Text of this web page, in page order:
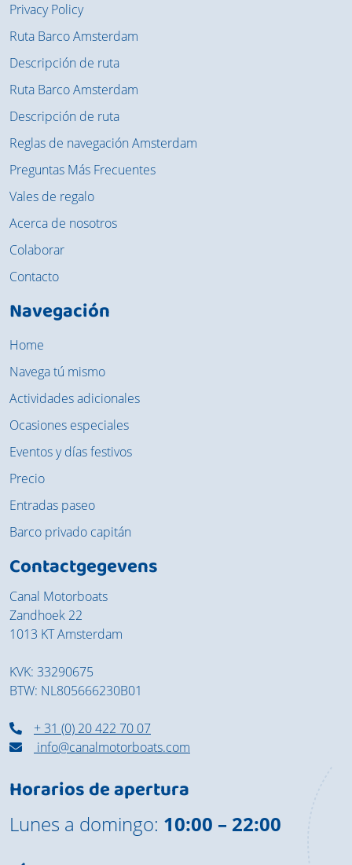
Privacy Policy
Ruta Barco Amsterdam
Descripción de ruta
Ruta Barco Amsterdam
Descripción de ruta
Reglas de navegación Amsterdam
Preguntas Más Frecuentes
Vales de regalo
Acerca de nosotros
Colaborar
Contacto
Navegación
Home
Navega tú mismo
Actividades adicionales
Ocasiones especiales
Eventos y días festivos
Precio
Entradas paseo
Barco privado capitán
Contactgegevens
Canal Motorboats
Zandhoek 22
1013 KT Amsterdam
KVK: 33290675
BTW: NL805666230B01
+ 31 (0) 20 422 70 07
info@canalmotorboats.com
Horarios de apertura
Lunes a domingo: 10:00 – 22:00